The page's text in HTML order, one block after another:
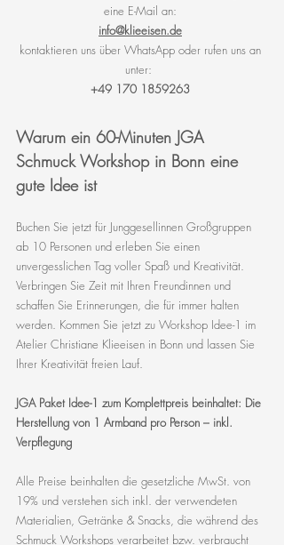
eine E-Mail an:
info@klieeisen.de
kontaktieren uns über WhatsApp oder rufen uns an
unter:
+49 170 1859263
Warum ein 60-Minuten JGA
Schmuck Workshop in Bonn eine
gute Idee ist
Buchen Sie jetzt für Junggesellinnen Großgruppen
ab 10 Personen und erleben Sie einen
unvergesslichen Tag voller Spaß und Kreativität.
Verbringen Sie Zeit mit Ihren Freundinnen und
schaffen Sie Erinnerungen, die für immer halten
werden. Kommen Sie jetzt zu Workshop Idee-1 im
Atelier Christiane Klieeisen in Bonn und lassen Sie
Ihrer Kreativität freien Lauf.
JGA Paket Idee-1 zum Komplettpreis beinhaltet: Die
Herstellung von 1 Armband pro Person – inkl.
Verpflegung
Alle Preise beinhalten die gesetzliche MwSt. von
19% und verstehen sich inkl. der verwendeten
Materialien, Getränke & Snacks, die während des
Schmuck Workshops verarbeitet bzw. verbraucht